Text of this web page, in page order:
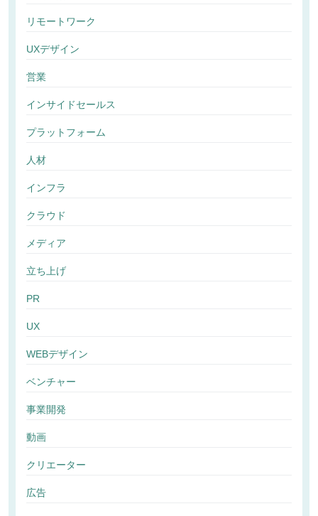
リモートワーク
UXデザイン
営業
インサイドセールス
プラットフォーム
人材
インフラ
クラウド
メディア
立ち上げ
PR
UX
WEBデザイン
ベンチャー
事業開発
動画
クリエーター
広告